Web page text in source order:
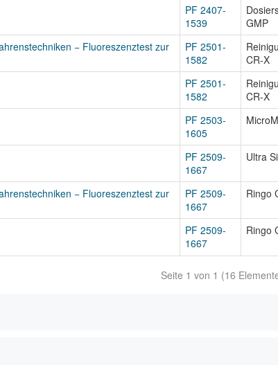
PF 2407-
1539
GMP
− Fluoreszenztest zur
PF 2501-
1582
CR-X
PF 2501-
1582
CR-X
PF 2503-
1605
PF 2509-
1667
Ultra
− Fluoreszenztest zur
PF 2509-
1667
Ringo
PF 2509-
1667
Ringo
Seite 1 von 1 (16